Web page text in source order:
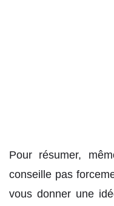
Pour résumer,
conseille pas
vous donner une